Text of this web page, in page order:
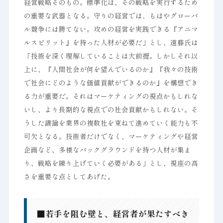
経営戦略そのもの。標準化は、その戦略を実行するため
の重要な武器となる。守りの経営では、もはやグローバ
ル競争には勝てない。攻めの経営を実践できる『アニマ
ルスピリット』を持った人材が必要だ」とし、遠藤氏は
「技術を深く理解していることは大前提。しかしそれ以
上に、『人間社会が何を望んでいるのか』『我々の技術
で社会にどのような価値貢献ができるのか』を構想でき
る力が重要だ。それはマーケティングの視点かもしれな
いし、より長期的な視点での社会貢献かもしれない。そ
うした議論を業界の複数社を束ねて進めていく能力も不
可欠となる。技術者だけでなく、マーケティングや経営
企画など、多様なバックグラウンドを持つ人材が集ま
り、戦略を練り上げていく必要がある」とし、視座の高
さを重要な点としてあげた。
■若手を阻む壁と、経営者が果たすべき